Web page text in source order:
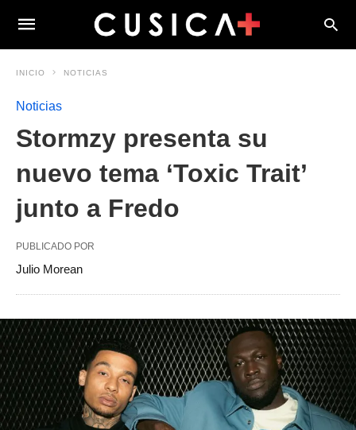
INICIO NOTICIAS
Noticias
Stormzy presenta su
nuevo tema ‘Toxic Trait’
junto a Fredo
PUBLICADO POR
Julio Morean